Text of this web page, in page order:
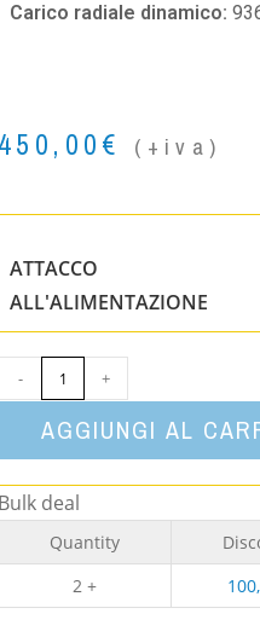
Carico radiale dinamico:
450,00€ (+iva)
ATTACCO
ALL'ALIMENTAZIONE
- +
AGGIUNGI AL
Bulk deal
Quantity
2 +